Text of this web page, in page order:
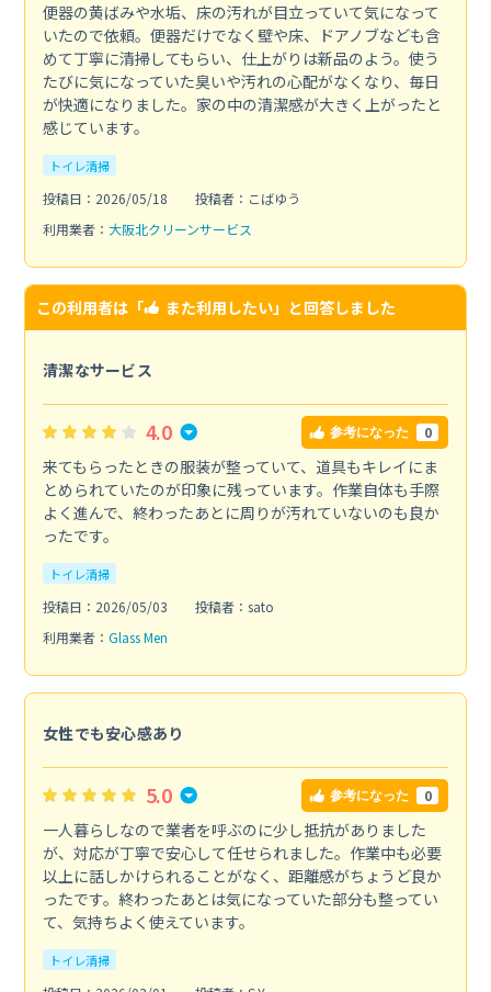
便器の黄ばみや水垢、床の汚れが目立っていて気になって
いたので依頼。便器だけでなく壁や床、ドアノブなども含
めて丁寧に清掃してもらい、仕上がりは新品のよう。使う
たびに気になっていた臭いや汚れの心配がなくなり、毎日
が快適になりました。家の中の清潔感が大きく上がったと
感じています。
トイレ清掃
投稿日：2026/05/18
投稿者：こばゆう
利用業者： 大阪北クリーンサービス
この利用者は「 また利用したい」と回答しました
清潔なサービス
4.0 参考になった 0
来てもらったときの服装が整っていて、道具もキレイにま
とめられていたのが印象に残っています。作業自体も手際
よく進んで、終わったあとに周りが汚れていないのも良か
ったです。
トイレ清掃
投稿日：2026/05/03
投稿者：sato
利用業者： Glass Men
女性でも安心感あり
5.0 参考になった 0
一人暮らしなので業者を呼ぶのに少し抵抗がありました
が、対応が丁寧で安心して任せられました。作業中も必要
以上に話しかけられることがなく、距離感がちょうど良か
ったです。終わったあとは気になっていた部分も整ってい
て、気持ちよく使えています。
トイレ清掃